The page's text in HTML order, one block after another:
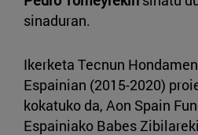
sinaduran.
Ikerketa Tecnun
Espainian (2015-2020)
kokatuko da, Aon Spain
Espainiako Babes